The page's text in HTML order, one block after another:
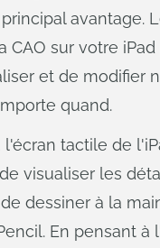
avantage.
CAO sur votre
et de modifier
quand.
l'écran tactile de
visualiser les
dessiner à la
En pensant à